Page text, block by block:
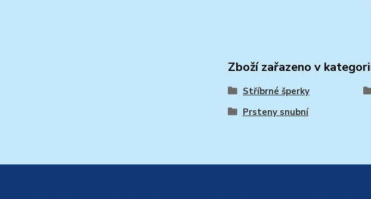
Zboží zařazeno v
Stříbrné šperky
Prsteny snubní